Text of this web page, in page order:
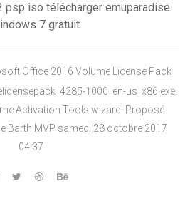
psp iso télécharger emuparadise
7 gratuit
Office 2016 Volume License Pack
1000_en-us_x86.exe.
Activation Tools wizard. Proposé
Barth MVP samedi 28 octobre 2017
04:37